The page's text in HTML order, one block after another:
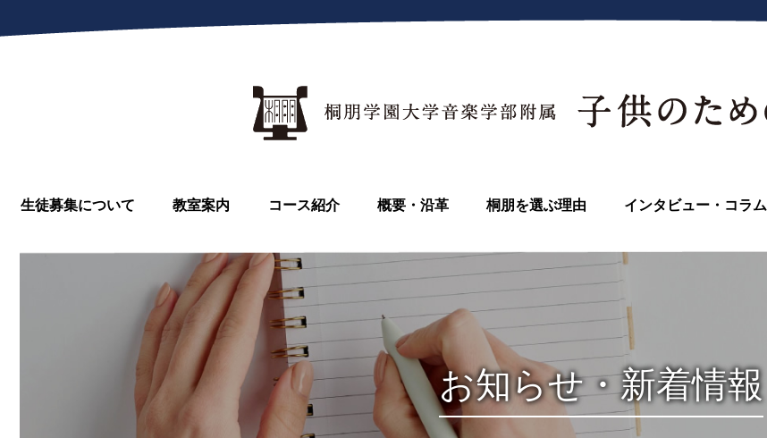
生徒募集について 教室案内 コース紹介 概要・沿革 桐朋を選ぶ理由 インタビュー・コラム
お知らせ・新着情報